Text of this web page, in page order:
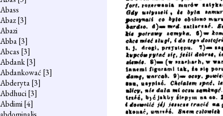
Abass
Abaz[3]
Abazi
Abba[3]
Abcas [3]
Abdank[3]
Abdankować [3]
Abderyta[3]
Abdhuci[3]
Abdimi[4]